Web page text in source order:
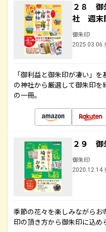
２８ 御
社 週末
御朱印
2025.03.06
「御利益と御朱印が凄い」
の神社から厳選して御朱印
の一冊。
２９ 御
御朱印
2020.12.14
季節の花々を楽しみながらお
印の頂き方から御朱印に込め